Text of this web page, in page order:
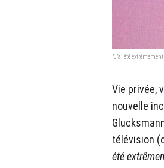
"J’ai été
Vie privée,
nouvelle
télévision
été